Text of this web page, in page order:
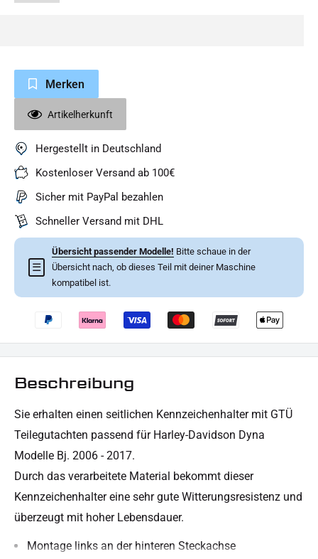
Merken
Artikelherkunft
Hergestellt in Deutschland
Kostenloser Versand ab 100€
Sicher mit PayPal bezahlen
Schneller Versand mit DHL
☰
Übersicht passender Modelle! Bitte schaue in der
Übersicht nach, ob dieses Teil mit deiner Maschine
kompatibel ist.
Beschreibung
Sie erhalten einen seitlichen Kennzeichenhalter mit GTÜ
Teilegutachten passend für Harley-Davidson Dyna
Modelle Bj. 2006 - 2017.
Durch das verarbeitete Material bekommt dieser
Kennzeichenhalter eine sehr gute Witterungsresistenz und
überzeugt mit hoher Lebensdauer.
Montage links an der hinteren Steckachse